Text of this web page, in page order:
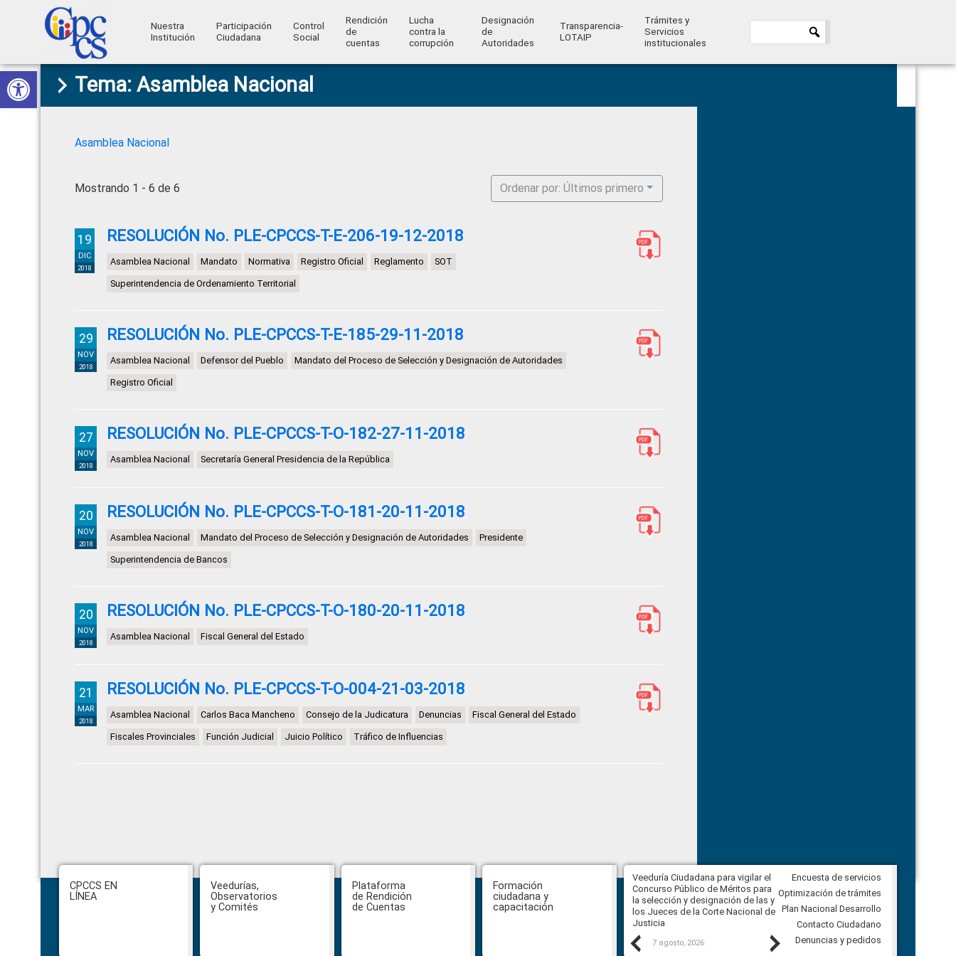
Abrir barra de herramientas
Skip
to
primary
Skip
to
main
Skip
to
primary
Skip
to
footer
Consejo
de
Ciudadana
Control
Construyendo
Poder
Ciudadano
Nuestra
Institución
Participación
Ciudadana
Control
Social
Rendición
de
cuentas
Lucha
contra la
corrupción
Designación
de
Autoridades
Transparencia-
LOTAIP
Trámites y
Servicios
institucionales
Tema: Asamblea Nacional
Asamblea Nacional
Mostrando 1 - 6 de 6 Ordenar por: Últimos primero
19
DIC
2018
RESOLUCIÓN No. PLE-CPCCS-T-E-206-19-12-2018
Asamblea Nacional Mandato Normativa Registro Oficial Reglamento SOT
Superintendencia de Ordenamiento Territorial
29
NOV
2018
RESOLUCIÓN No. PLE-CPCCS-T-E-185-29-11-2018
Asamblea Nacional Defensor del Pueblo Mandato del Proceso de Selección y Designación de Autoridades
Registro Oficial
27
NOV
2018
RESOLUCIÓN No. PLE-CPCCS-T-O-182-27-11-2018
Asamblea Nacional Secretaría General Presidencia de la República
20
NOV
2018
RESOLUCIÓN No. PLE-CPCCS-T-O-181-20-11-2018
Asamblea Nacional Mandato del Proceso de Selección y Designación de Autoridades Presidente
Superintendencia de Bancos
20
NOV
2018
RESOLUCIÓN No. PLE-CPCCS-T-O-180-20-11-2018
Asamblea Nacional Fiscal General del Estado
21
MAR
2018
RESOLUCIÓN No. PLE-CPCCS-T-O-004-21-03-2018
Asamblea Nacional Carlos Baca Mancheno Consejo de la Judicatura Denuncias Fiscal General del Estado
Fiscales Provinciales Función Judicial Juicio Político Tráfico de Influencias
Footer
CPCCS EN
LÍNEA
Veedurías,
Observatorios
y Comités
Plataforma
de Rendición
de Cuentas
Formación
ciudadana y
capacitación
Previous
Función de Transparencia aprueba
nuevos instrumentos
anticorrupción en Santo Domingo y
anuncia convocatoria para su
Veeduría Ciudadana para vigilar el
Concurso Público de Méritos para
la selección y designación de las y
los Jueces de la Corte Nacional de
Justicia
7 agosto, 2026
Veeduría para realizar el
seguimiento de la gestión
Autónomo Descentralizado
parroquial rural de Calacalí
6 agosto, 2026
Next
Encuesta de servicios
Optimización de trámites
Plan Nacional Desarrollo
Contacto Ciudadano
Denuncias y pedidos